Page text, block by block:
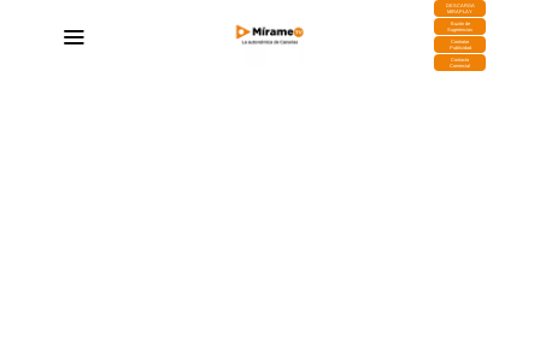
DESCARGA
MIRAPLAY
Buzón de
Sugerencias
Contratar
Publicidad
Contacto
Comercial